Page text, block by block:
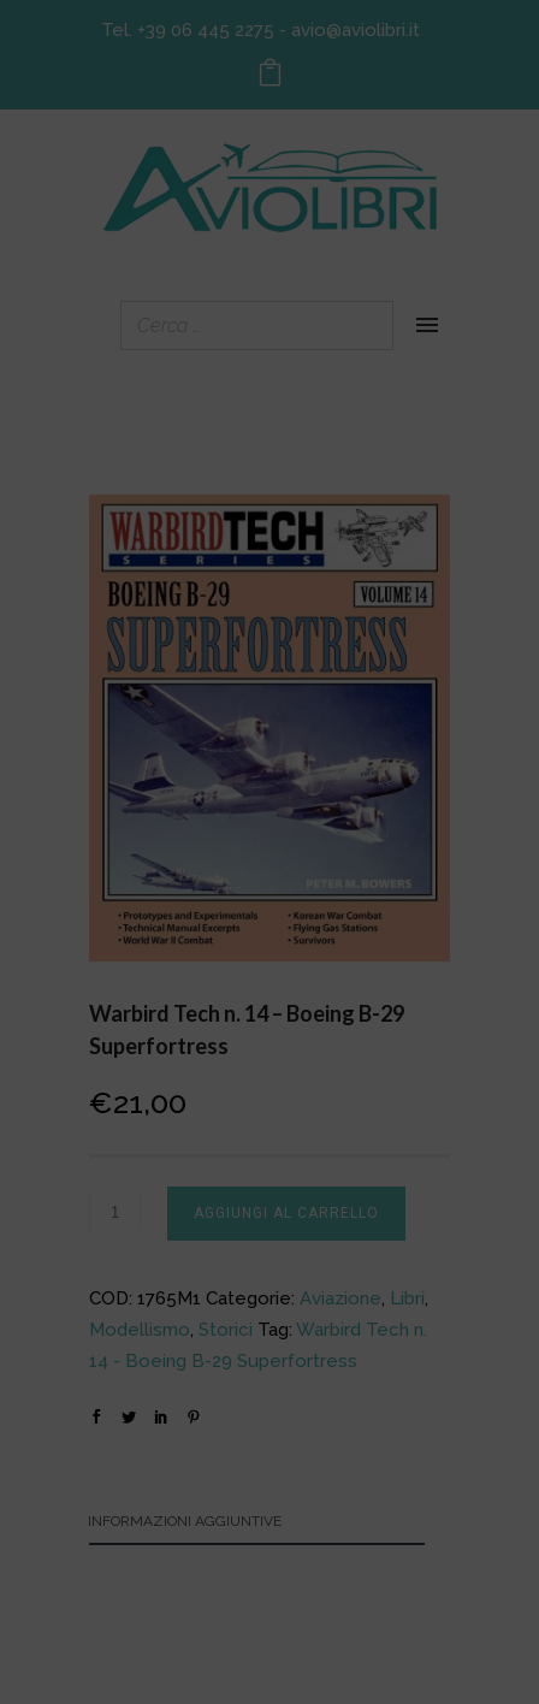
Tel. +39 06 445 2275 - avio@aviolibri.it
IN OFFERTA!
Warbird Tech n. 14 – Boeing B-29
Superfortress
Il
€25,00.
€21,00
è:
€21,00.
AGGIUNGI AL CARRELLO
COD: 1765M1 Categorie: Aviazione, Libri,
Modellismo, Storici Tag: Warbird Tech n.
14 - Boeing B-29 Superfortress
INFORMAZIONI AGGIUNTIVE